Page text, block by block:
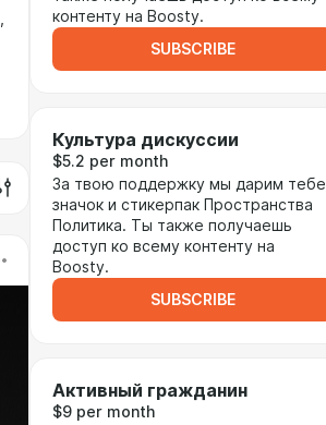
контенту на Boosty.
SUBSCRIBE
Культура дискуссии
$5.2 per month
За твою поддержку мы дарим тебе
значок и стикерпак Пространства
Политика. Ты также получаешь
доступ ко всему контенту на
Boosty.
SUBSCRIBE
Активный гражданин
$9 per month